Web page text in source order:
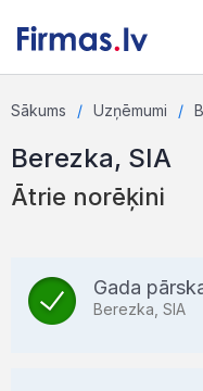
Sākums Uzņēmumi
Berezka, SIA
Ātrie norēķini
Gada
Berezka, SIA